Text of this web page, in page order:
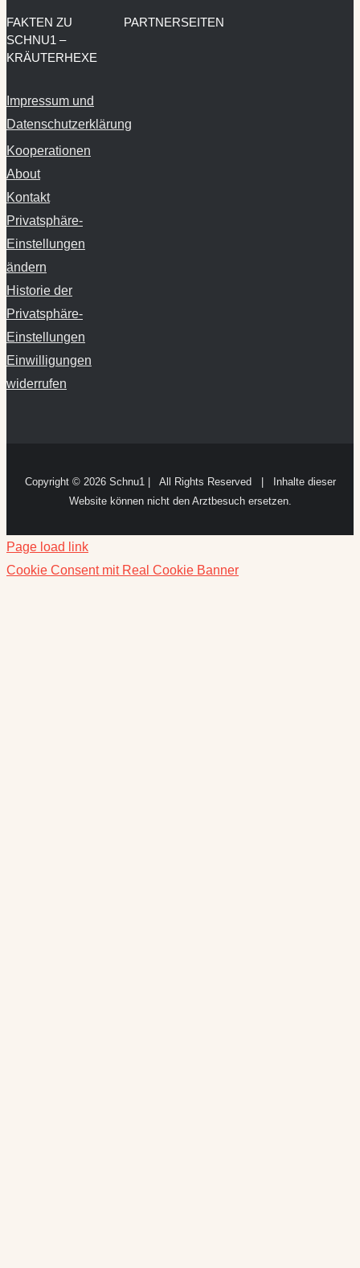
KRÄUTERHEXE
Impressum und
Kooperationen
About
Kontakt
Privatsphäre-
Einstellungen
ändern
Historie der
Privatsphäre-
Einstellungen
Einwilligungen
widerrufen
Page load link